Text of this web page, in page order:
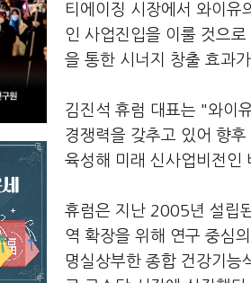
티에이징 시장에서 와이유
인 사업진입을 이룰 것으
을 통한 시너지 창출 효과
김진석 휴럼 대표는 "와이
경쟁력을 갖추고 있어 향
육성해 미래 신사업비전인
휴럼은 지난 2005년 설립
역 확장을 위해 연구 중심
명실상부한 종합 건강기